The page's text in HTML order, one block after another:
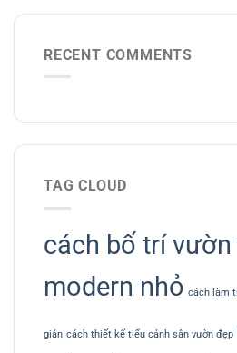
RECENT COMMENTS
TAG CLOUD
cách bố trí
modern nhỏ cách làm
giản cách thiết kế tiểu cảnh sân vườn đẹp